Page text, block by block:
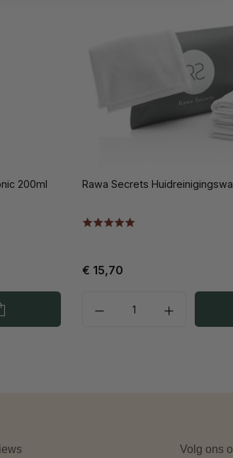
200ml Rawa Secrets
€ 15,70
Volg ons